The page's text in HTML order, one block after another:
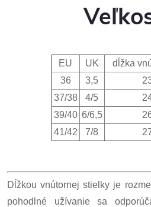
EU UK
dĺžka
36
3,5
37/38
4/5
39/40 6/6,5
41/42
7/8
Dĺžkou vnútornej stielky je
pohodlné užívanie sa